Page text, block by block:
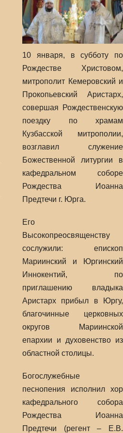
10 января, в субботу по
Рождестве Христовом,
митрополит Кемеровский и
Прокопьевский Аристарх,
совершая Рождественскую
поездку по храмам
Кузбасской митрополии,
возглавил служение
Божественной литургии в
кафедральном соборе
Рождества Иоанна
Предтечи г. Юрга.
Его
Высокопреосвященству
сослужили: епископ
Мариинский и Юргинский
Иннокентий, по
приглашению владыка
Аристарх прибыл в Юргу,
благочинные церковных
округов Мариинской
епархии и духовенство из
областной столицы.
Богослужебные
песнопения исполнил хор
кафедрального собора
Рождества Иоанна
Предтечи (регент – Е.В.